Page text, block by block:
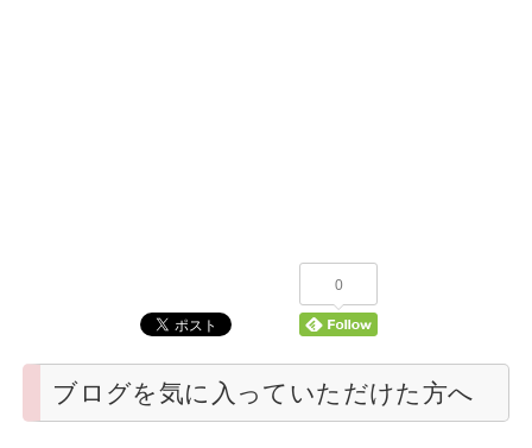
0
ブログを気に入っていただけた方へ